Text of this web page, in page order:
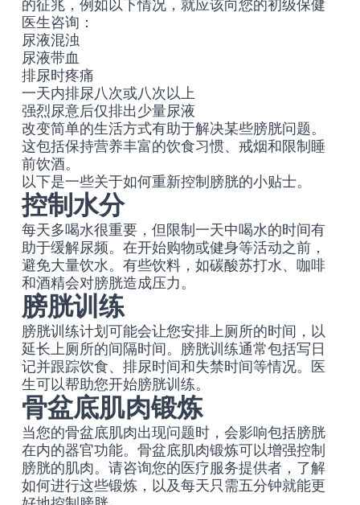
的征兆，例如以下情况，就应该向您的初级保健
医生咨询：
尿液混浊
尿液带血
排尿时疼痛
一天内排尿八次或八次以上
强烈尿意后仅排出少量尿液
改变简单的生活方式有助于解决某些膀胱问题。
这包括保持营养丰富的饮食习惯、戒烟和限制睡
前饮酒。
以下是一些关于如何重新控制膀胱的小贴士。
控制水分
每天多喝水很重要，但限制一天中喝水的时间有
助于缓解尿频。在开始购物或健身等活动之前，
避免大量饮水。有些饮料，如碳酸苏打水、咖啡
和酒精会对膀胱造成压力。
膀胱训练
膀胱训练计划可能会让您安排上厕所的时间，以
延长上厕所的间隔时间。膀胱训练通常包括写日
记并跟踪饮食、排尿时间和失禁时间等情况。医
生可以帮助您开始膀胱训练。
骨盆底肌肉锻炼
当您的骨盆底肌肉出现问题时，会影响包括膀胱
在内的器官功能。骨盆底肌肉锻炼可以增强控制
膀胱的肌肉。请咨询您的医疗服务提供者，了解
如何进行这些锻炼，以及每天只需五分钟就能更